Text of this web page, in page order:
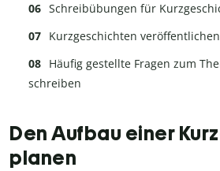
Schreibübungen für
Kurzgeschichten veröffentlichen
Häufig gestellte Fragen zum
schreiben
Den Aufbau einer
planen